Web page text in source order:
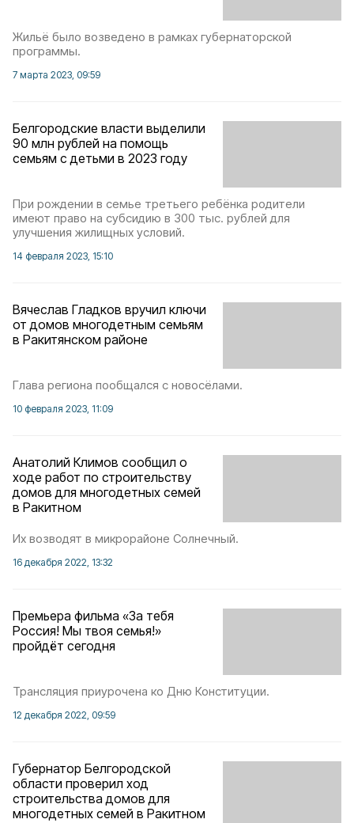
Жильё было возведено в рамках губернаторской
программы.
7 марта 2023, 09:59
Белгородские власти выделили
90 млн рублей на помощь
семьям с детьми в 2023 году
При рождении в семье третьего ребёнка родители
имеют право на субсидию в 300 тыс. рублей для
улучшения жилищных условий.
14 февраля 2023, 15:10
Вячеслав Гладков вручил ключи
от домов многодетным семьям
в Ракитянском районе
Глава региона пообщался с новосёлами.
10 февраля 2023, 11:09
Анатолий Климов сообщил о
ходе работ по строительству
домов для многодетных семей
в Ракитном
Их возводят в микрорайоне Солнечный.
16 декабря 2022, 13:32
Премьера фильма «За тебя
Россия! Мы твоя семья!»
пройдёт сегодня
Трансляция приурочена ко Дню Конституции.
12 декабря 2022, 09:59
Губернатор Белгородской
области проверил ход
строительства домов для
многодетных семей в Ракитном